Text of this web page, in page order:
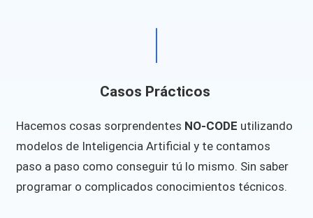
Casos Prácticos
Hacemos cosas sorprendentes NO-CODE utilizando
modelos de Inteligencia Artificial y te contamos
paso a paso como conseguir tú lo mismo. Sin saber
programar o complicados conocimientos técnicos.